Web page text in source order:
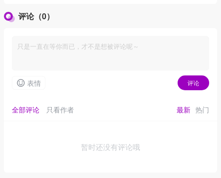
评论（0）
表情 评论
全部评论 只看作者 最新 热门
暂时还没有评论哦